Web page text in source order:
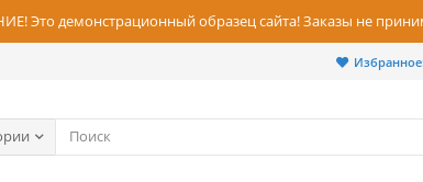
Это демонстрационный образец сайта! Заказы не